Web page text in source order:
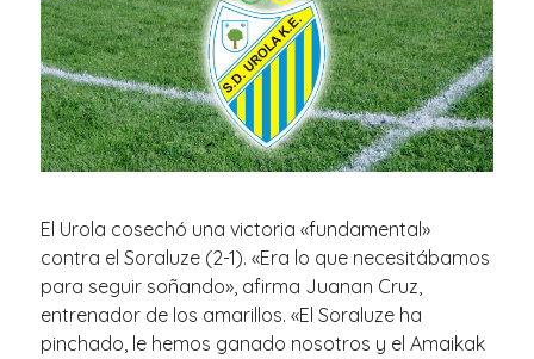
El Urola cosechó una victoria «fundamental»
contra el Soraluze (2-1). «Era lo que necesitábamos
para seguir soñando», afirma Juanan Cruz,
entrenador de los amarillos. «El Soraluze ha
pinchado, le hemos ganado nosotros y el Amaikak